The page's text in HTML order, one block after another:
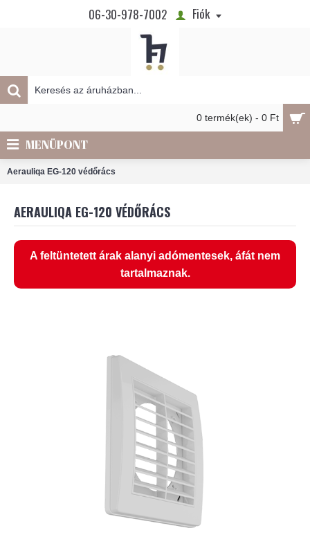
06-30-978-7002 Fiók
0 termék(ek) - 0 Ft
MENÜPONT
Aerauliqa EG-120 védőrács
AERAULIQA EG-120 VÉDŐRÁCS
A feltüntetett árak alanyi adómentesek, áfát nem
tartalmaznak.